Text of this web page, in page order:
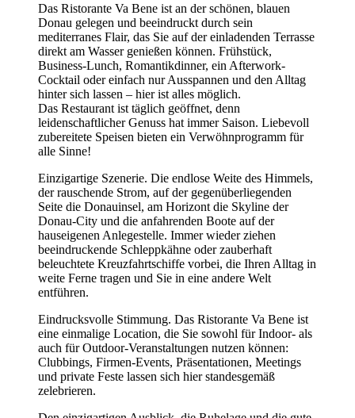
Das Ristorante Va Bene ist an der schönen, blauen
Donau gelegen und beeindruckt durch sein
mediterranes Flair, das Sie auf der einladenden Terrasse
direkt am Wasser genießen können. Frühstück,
Business-Lunch, Romantikdinner, ein Afterwork-
Cocktail oder einfach nur Ausspannen und den Alltag
hinter sich lassen – hier ist alles möglich.
Das Restaurant ist täglich geöffnet, denn
leidenschaftlicher Genuss hat immer Saison. Liebevoll
zubereitete Speisen bieten ein Verwöhnprogramm für
alle Sinne!
Einzigartige Szenerie. Die endlose Weite des Himmels,
der rauschende Strom, auf der gegenüberliegenden
Seite die Donauinsel, am Horizont die Skyline der
Donau-City und die anfahrenden Boote auf der
hauseigenen Anlegestelle. Immer wieder ziehen
beeindruckende Schleppkähne oder zauberhaft
beleuchtete Kreuzfahrtschiffe vorbei, die Ihren Alltag in
weite Ferne tragen und Sie in eine andere Welt
entführen.
Eindrucksvolle Stimmung. Das Ristorante Va Bene ist
eine einmalige Location, die Sie sowohl für Indoor- als
auch für Outdoor-Veranstaltungen nutzen können:
Clubbings, Firmen-Events, Präsentationen, Meetings
und private Feste lassen sich hier standesgemäß
zelebrieren.